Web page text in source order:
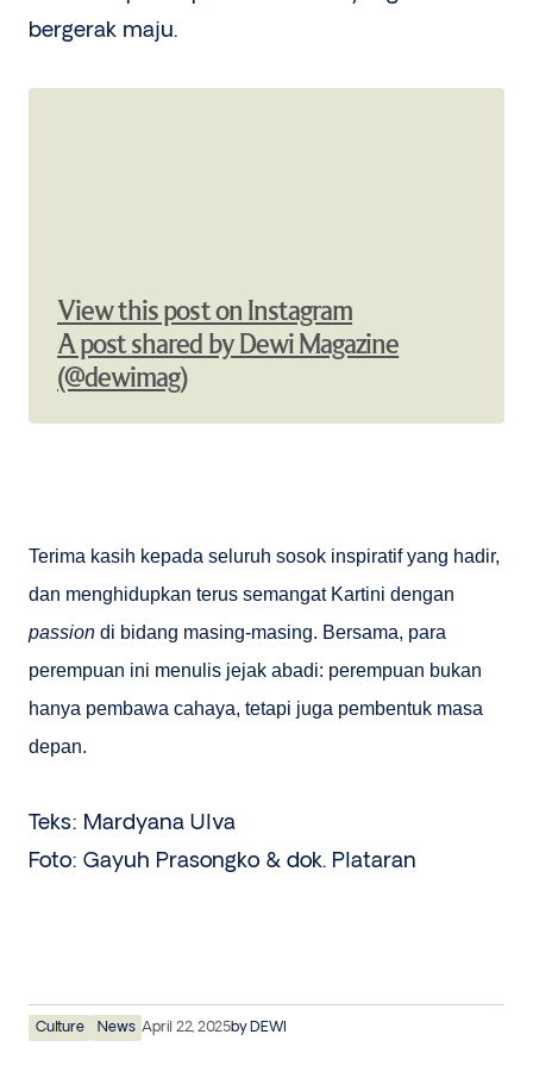
bergerak maju.
View this post on Instagram
A post shared by Dewi Magazine
(@dewimag)
Terima kasih kepada seluruh sosok inspiratif yang hadir,
dan menghidupkan terus semangat Kartini dengan
passion di bidang masing-masing. Bersama, para
perempuan ini menulis jejak abadi: perempuan bukan
hanya pembawa cahaya, tetapi juga pembentuk masa
depan.
Teks: Mardyana Ulva
Foto: Gayuh Prasongko & dok. Plataran
Culture News April 22, 2025by DEWI